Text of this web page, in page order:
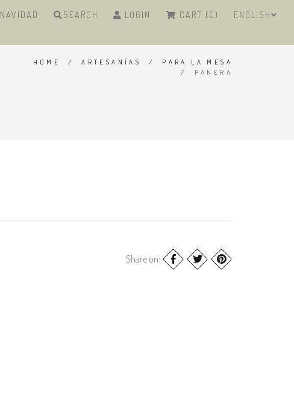
NAVIDAD SEARCH LOGIN CART (0) ENGLISH
HOME /ARTESANÍAS / PARA LA MESA
/
PANERA
Share on: